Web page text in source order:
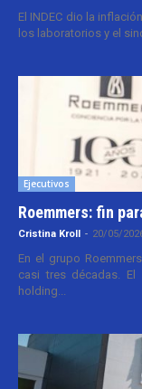
El INDEC dio la
los laboratorios y el
Ejecutivos
Roemmers: fin
Cristina Kroll - 20/05/
En el grupo
casi tres décadas. El
holding...